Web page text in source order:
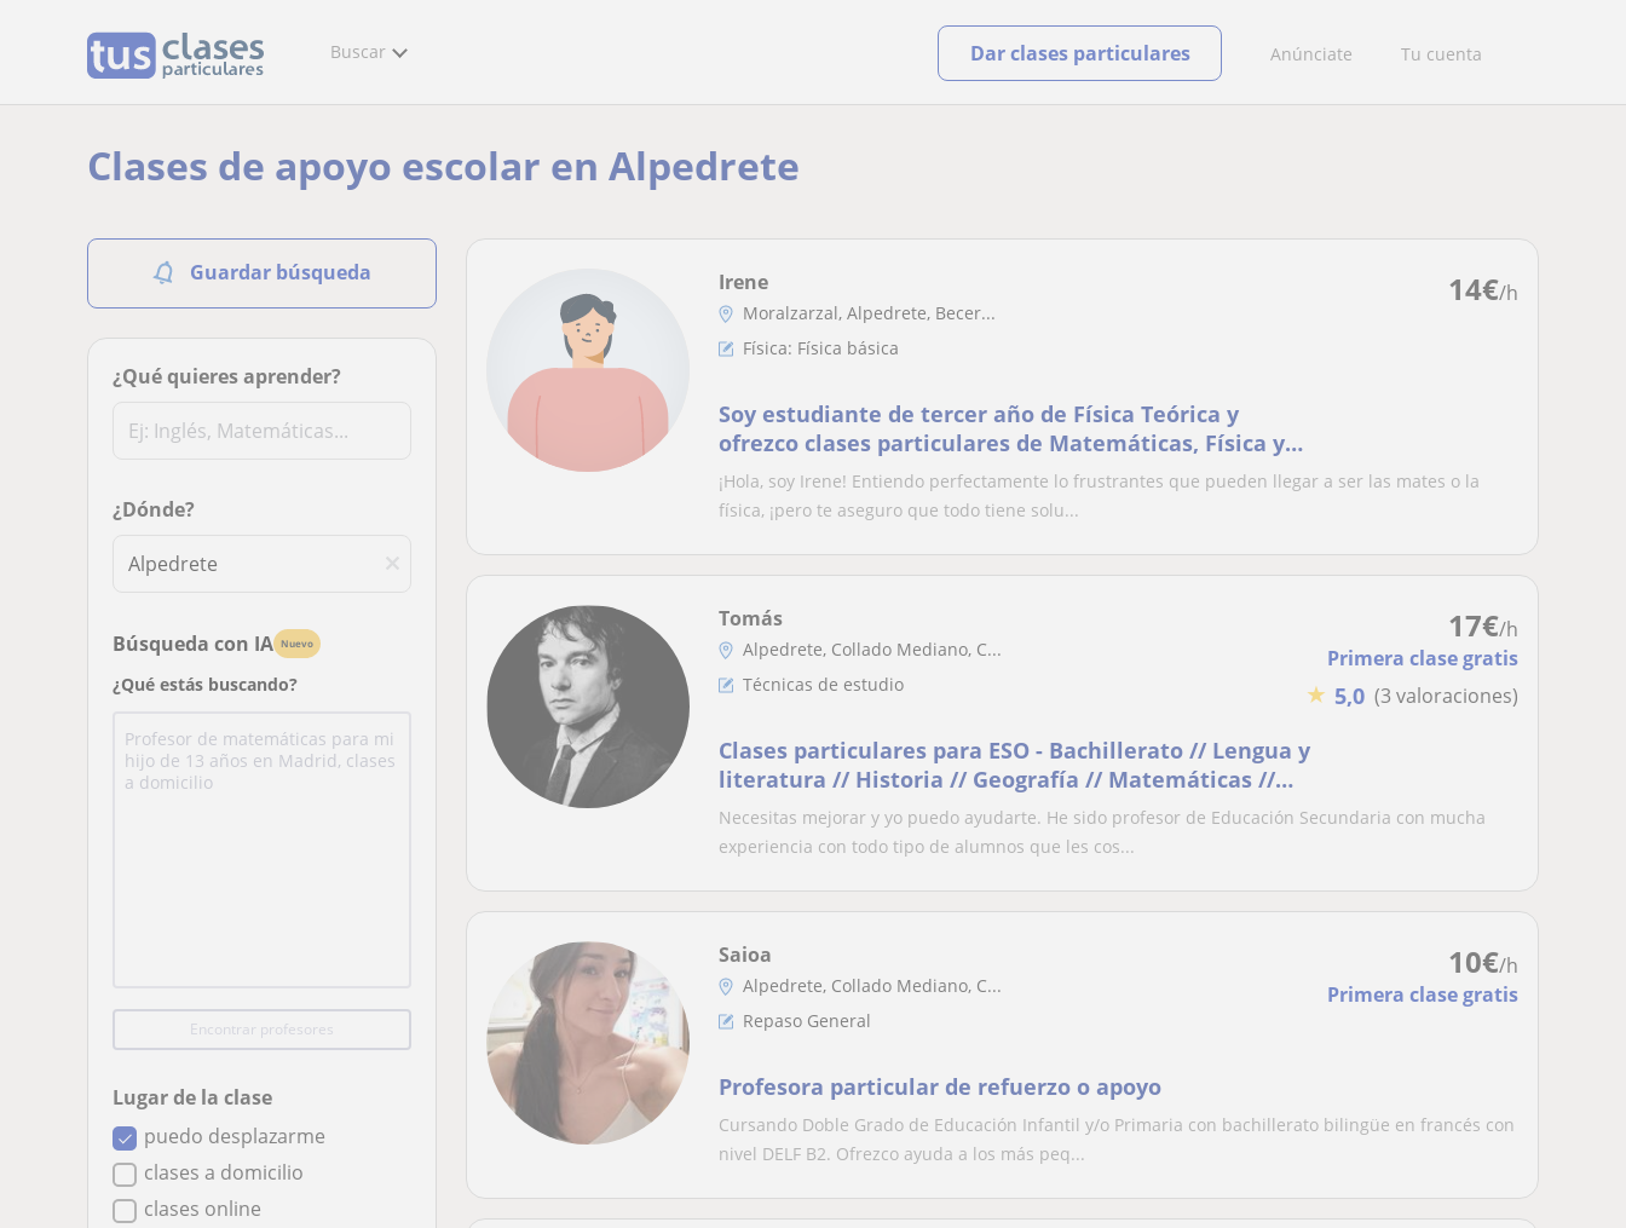
Buscar Anúnciate Tu cuenta
Dar clases particulares
Clases de apoyo escolar en Alpedrete
Guardar búsqueda
¿Qué quieres aprender?
¿Dónde?
Búsqueda con IA Nuevo
¿Qué estás buscando?
Encontrar profesores
Lugar de la clase
puedo desplazarme
clases a domicilio
clases online
14€/h
Irene
Moralzarzal, Alpedrete, Becer...
Física: Física básica
Soy estudiante de tercer año de Física Teórica y
ofrezco clases particulares de Matemáticas, Física y
Química (ESO y Bachillerato)
¡Hola, soy Irene! Entiendo perfectamente lo frustrantes que pueden llegar a ser las mates o la
física, ¡pero te aseguro que todo tiene solu...
17€/h
Primera clase gratis
★ 5,0 (3 valoraciones)
Tomás
Alpedrete, Collado Mediano, C...
Técnicas de estudio
Clases particulares para ESO - Bachillerato // Lengua y
literatura // Historia // Geografía // Matemáticas //
Inglés // Economía //
Necesitas mejorar y yo puedo ayudarte. He sido profesor de Educación Secundaria con mucha
experiencia con todo tipo de alumnos que les cos...
10€/h
Primera clase gratis
Saioa
Alpedrete, Collado Mediano, C...
Repaso General
Profesora particular de refuerzo o apoyo
Cursando Doble Grado de Educación Infantil y/o Primaria con bachillerato bilingüe en francés con
nivel DELF B2. Ofrezco ayuda a los más peq...